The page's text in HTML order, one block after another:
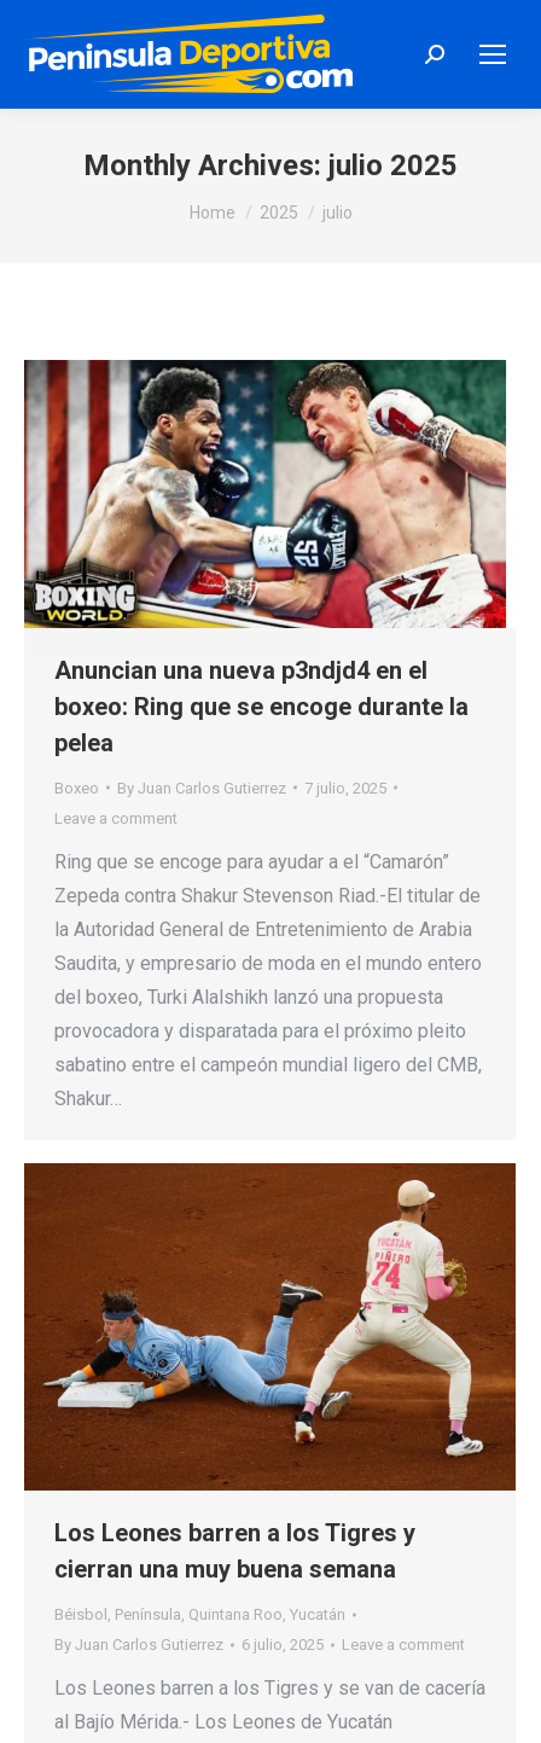
Search:
Monthly Archives: julio 2025
You are here:
Home 2025 julio
Anuncian una nueva p3ndjd4 en el
boxeo: Ring que se encoge durante la
pelea
Boxeo By Juan Carlos Gutierrez
7 julio, 2025
Leave a comment
Ring que se encoge para ayudar a el “Camarón”
Zepeda contra Shakur Stevenson Riad.-El titular de
la Autoridad General de Entretenimiento de Arabia
Saudita, y empresario de moda en el mundo entero
del boxeo, Turki Alalshikh lanzó una propuesta
provocadora y disparatada para el próximo pleito
sabatino entre el campeón mundial ligero del CMB,
Shakur…
Los Leones barren a los Tigres y
cierran una muy buena semana
Béisbol , Península, Quintana Roo, Yucatán
By Juan Carlos Gutierrez 6 julio, 2025 Leave a comment
Los Leones barren a los Tigres y se van de cacería
al Bajío Mérida.- Los Leones de Yucatán